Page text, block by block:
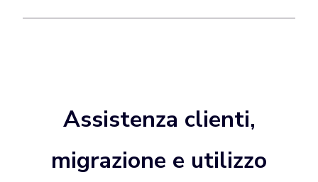
Assistenza clienti,
migrazione e utilizzo